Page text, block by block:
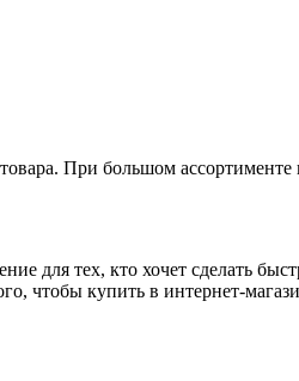
При большом
для тех, кто хочет сделать
чтобы купить в интернет-